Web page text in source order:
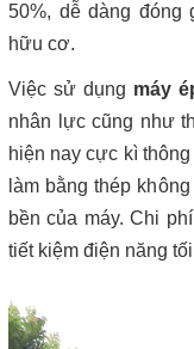
50%, dễ dàng đóng
hữu cơ.
Việc sử dụng máy
nhân lực cũng như
hiện nay cực kì
làm bằng thép
bền của máy. Chi
tiết kiệm điện năng